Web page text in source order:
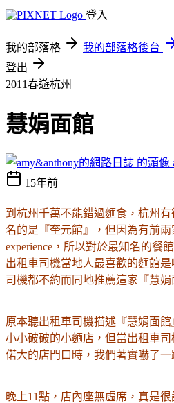
登入
我的部落格 我的部落格後台
登出
2011春遊杭州
慧娟面館
15年前
到杭州千萬不能錯過麵食，杭州
名的是『奎元館』，但因為有前兩
experience，所以對於最知名的餐
出租車司機當地人最喜歡的麵館
司機都不約而同地推薦這家『慧娟
原本聽出租車司機描述 『慧娟面館
小小破破的小麵店，但當出租車司
偌大的店門口時，我們著實嚇了
晚上11點，店內座無虛席，真是